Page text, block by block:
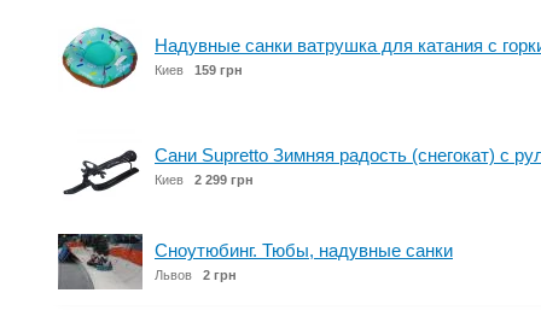
Надувные санки ватрушка для катания с
Киев 159 грн
Сани Supretto Зимняя радость (снегокат) с
Киев 2 299 грн
Сноутюбинг. Тюбы, надувные санки
Львов 2 грн